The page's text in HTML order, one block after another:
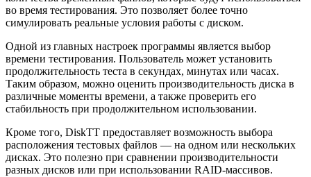
во время тестирования. Это позволяет более точно
симулировать реальные условия работы с диском.
Одной из главных настроек программы является выбор
времени тестирования. Пользователь может установить
продолжительность теста в секундах, минутах или часах.
Таким образом, можно оценить производительность диска в
различные моменты времени, а также проверить его
стабильность при продолжительном использовании.
Кроме того, DiskTT предоставляет возможность выбора
расположения тестовых файлов — на одном или нескольких
дисках. Это полезно при сравнении производительности
разных дисков или при использовании RAID-массивов.